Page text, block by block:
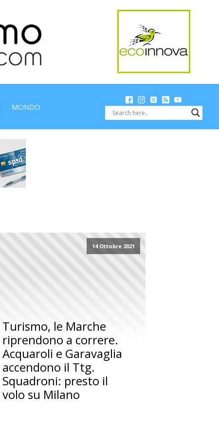
MONDO
14 Ottobre 2021
Turismo, le Marche
riprendono a correre.
Acquaroli e Garavaglia
accendono il Ttg.
Squadroni: presto il
volo su Milano